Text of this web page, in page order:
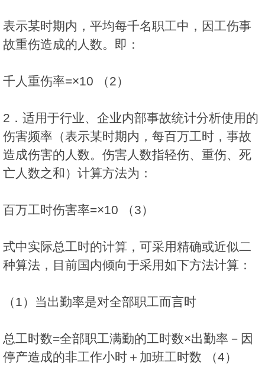
表示某时期内，平均每千名职工中，因工伤事
故重伤造成的人数。即：
千人重伤率=×10 （2）
2．适用于行业、企业内部事故统计分析使用的
伤害频率（表示某时期内，每百万工时，事故
造成伤害的人数。伤害人数指轻伤、重伤、死
亡人数之和）计算方法为：
百万工时伤害率=×10 （3）
式中实际总工时的计算，可采用精确或近似二
种算法，目前国内倾向于采用如下方法计算：
（1）当出勤率是对全部职工而言时
总工时数=全部职工满勤的工时数×出勤率－因
停产造成的非工作小时＋加班工时数 （4）